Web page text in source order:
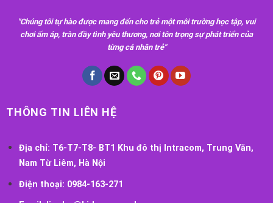
"Chúng tôi tự hào được mang đến cho trẻ một môi trường học tập, vui
chơi ấm áp, tràn đầy tình yêu thương, nơi tôn trọng sự phát triển của
từng cá nhân trẻ"
THÔNG TIN LIÊN HỆ
Địa chỉ: T6-T7-T8- BT1 Khu đô thị Intracom, Trung Văn,
Nam Từ Liêm, Hà Nội
Điện thoại: 0984-163-271